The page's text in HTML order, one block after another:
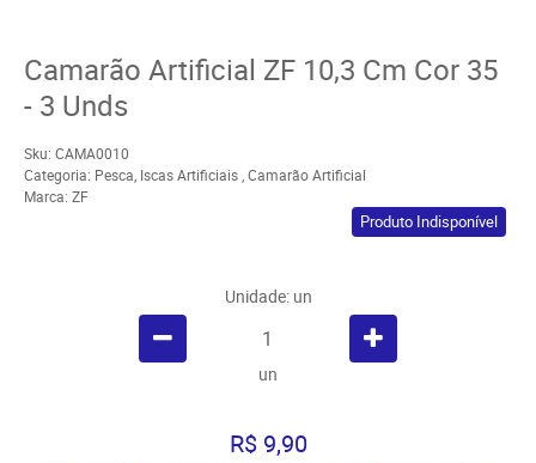
Camarão Artificial ZF 10,3 Cm Cor 35
- 3 Unds
Sku: CAMA0010
Categoria: Pesca, Iscas Artificiais,Camarão Artificial
Marca: ZF
Produto Indisponível
Unidade: un
un
R$ 9,90